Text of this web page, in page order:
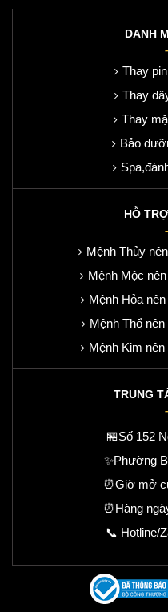
DANH
Thay
Thay
Thay
Bảo
HỖ
Mệnh Thủy
Mệnh Mộc
Mệnh Hỏa
Mệnh Thổ
Mệnh Kim
TRUNG
🏪Số 152
✨Phường
⏰Giờ mở
⏰Hàng
📞 Hotline/